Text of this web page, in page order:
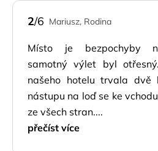
2/6 Mariusz, Rodina
Místo je bezpochyby
samotný výlet byl
našeho hotelu trvala dvě
nástupu na loď se ke
ze všech stran....
přečíst více